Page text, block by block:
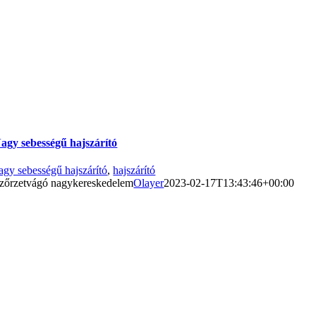
sebességű hajszárító
sebességű hajszárító,hajszárító
nagykereskedelemOlayer2023-02-17T13:43:46+00:00